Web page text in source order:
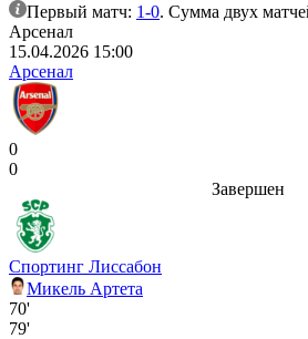
Первый матч: 1-0. Сумма двух
Арсенал
15.04.2026 15:00
Арсенал
0
0
Завершен
Спортинг Лиссабон
Микель Артета
70'
79'